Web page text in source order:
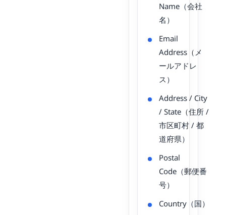
Name（会社
名）
Email
Address（メ
ールアドレ
ス）
Address / City
/ State（住所 /
市区町村 / 都
道府県）
Postal
Code（郵便番
号）
Country（国）